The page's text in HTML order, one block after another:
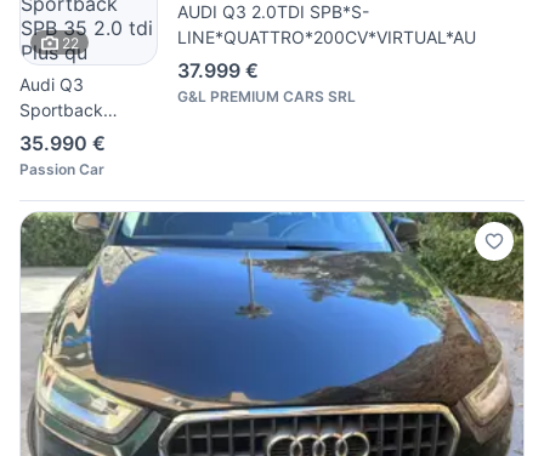
22
Audi Q3
Sportback
Sportback SPB
35 2.0 tdi Plus
35.990 €
Passion Car
AUDI Q3 2.0TDI SPB*S-
LINE*QUATTRO*200CV*VIRTUAL*AU
37.999 €
G&L PREMIUM CARS SRL